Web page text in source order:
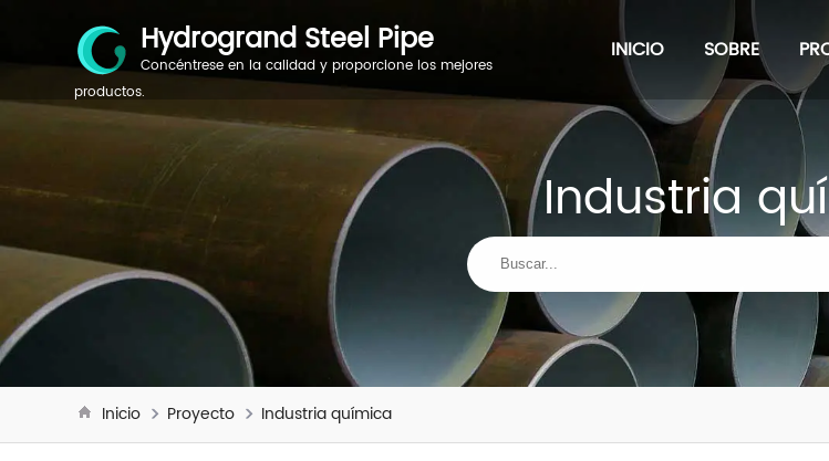
Hydrogrand Steel Pipe
Concéntrese en la calidad y proporcione los mejores
productos.
INICIO SOBRE
Industria
Inicio Proyecto Industria química